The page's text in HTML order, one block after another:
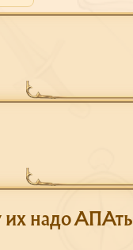
надо АПАть